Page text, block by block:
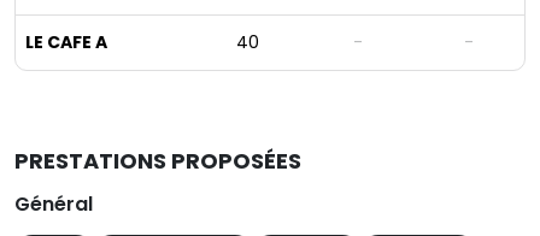
LE CAFE A 40 - -
PRESTATIONS PROPOSÉES
Général